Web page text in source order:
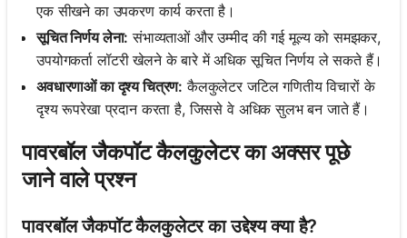
एक सीखने का उपकरण कार्य करता है।
सूचित निर्णय लेना: संभाव्यताओं और उम्मीद की गई मूल्य को समझकर,
उपयोगकर्ता लॉटरी खेलने के बारे में अधिक सूचित निर्णय ले सकते हैं।
अवधारणाओं का दृश्य चित्रण: कैलकुलेटर जटिल गणितीय विचारों के
दृश्य रूपरेखा प्रदान करता है, जिससे वे अधिक सुलभ बन जाते हैं।
पावरबॉल जैकपॉट कैलकुलेटर का अक्सर पूछे
जाने वाले प्रश्न
पावरबॉल जैकपॉट कैलकुलेटर का उद्देश्य क्या है?